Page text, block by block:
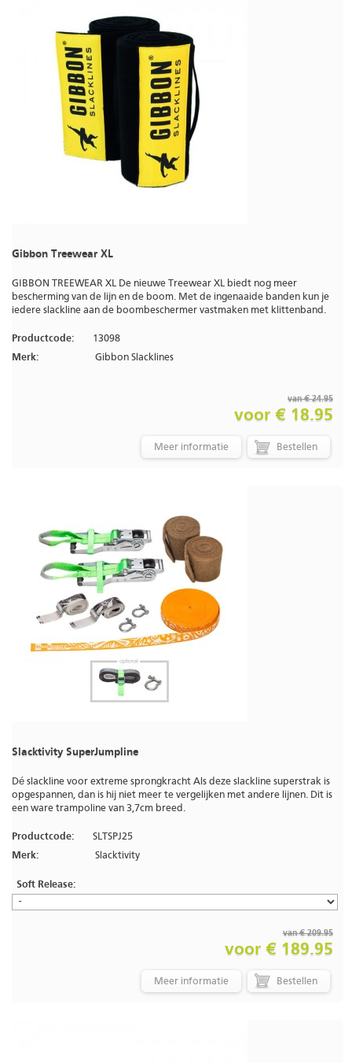
Gibbon Treewear XL
GIBBON TREEWEAR XL De nieuwe Treewear XL biedt nog meer
bescherming van de lijn en de boom. Met de ingenaaide banden kun je
iedere slackline aan de boombeschermer vastmaken met klittenband.
Productcode:
13098
Merk:
Gibbon Slacklines
van € 24.95
voor € 18.95
Meer informatie
Slacktivity SuperJumpline
Dé slackline voor extreme sprongkracht Als deze slackline superstrak is
opgespannen, dan is hij niet meer te vergelijken met andere lijnen. Dit is
een ware trampoline van 3,7cm breed.
Productcode:
SLTSPJ25
Merk:
Slacktivity
Soft Release:
van € 209.95
voor € 189.95
Meer informatie